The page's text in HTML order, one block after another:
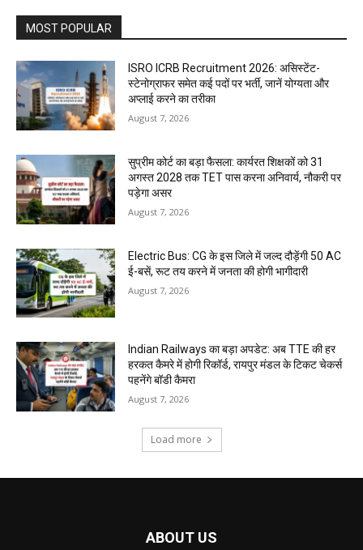
MOST POPULAR
ISRO ICRB Recruitment 2026: असिस्टेंट-
स्टेनोग्राफर समेत कई पदों पर भर्ती, जानें योग्यता और
अप्लाई करने का तरीका
August 7, 2026
सुप्रीम कोर्ट का बड़ा फैसला: कार्यरत शिक्षकों को 31
अगस्त 2028 तक TET पास करना अनिवार्य, नौकरी पर
पड़ेगा असर
August 7, 2026
Electric Bus: CG के इस जिले में जल्द दौड़ेंगी 50 AC
ई-बसें, रूट तय करने में जनता की होगी भागीदारी
August 7, 2026
Indian Railways का बड़ा अपडेट: अब TTE की हर
हरकत कैमरे में होगी रिकॉर्ड, रायपुर मंडल के टिकट चेकर्स
पहनेंगे बॉडी कैमरा
August 7, 2026
Load more
ABOUT US